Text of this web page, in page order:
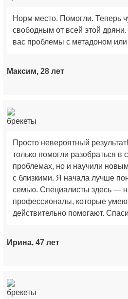
Норм место. Помогли. Теперь
свободным от всей этой
вас проблемы с метадоном
Максим, 28 лет
Просто невероятный
только помогли разобраться в
проблемах, но и научили
с близкими. Я начала лучше
семью. Специалисты здесь —
профессионалы, которые
действительно помогают.
Ирина, 47 лет